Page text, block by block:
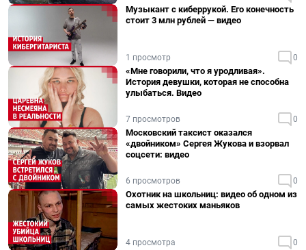
Музыкант с киберрукой. Его конечность
стоит 3 млн рублей — видео
1 просмотр 0
«Мне говорили, что я уродливая».
История девушки, которая не способна
улыбаться. Видео
7 просмотров 0
Московский таксист оказался
«двойником» Сергея Жукова и взорвал
соцсети: видео
6 просмотров 0
Охотник на школьниц: видео об одном из
самых жестоких маньяков
4 просмотра 0